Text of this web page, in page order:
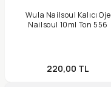
Wula Nailsoul Kalıcı Oje
Nailsoul 10ml Ton 556
220,00 TL